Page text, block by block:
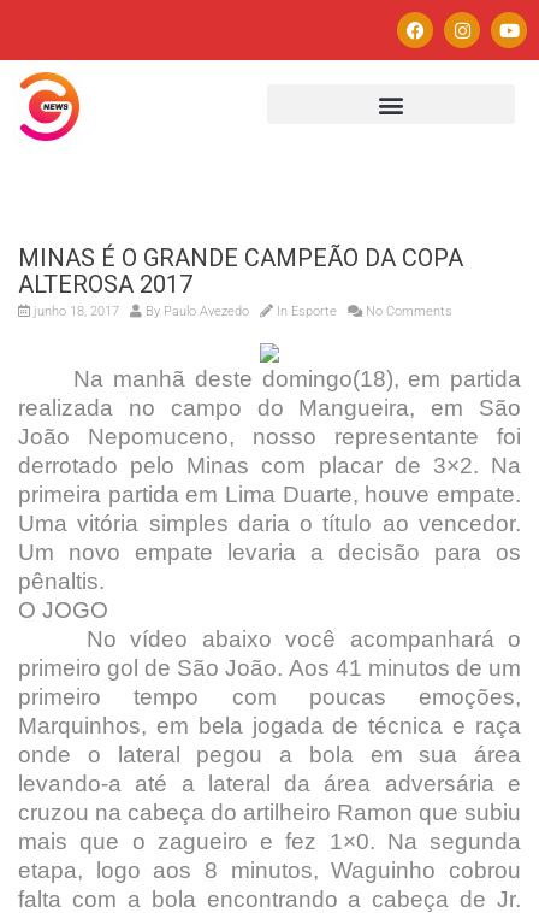
MINAS É O GRANDE CAMPEÃO DA COPA
ALTEROSA 2017
junho 18, 2017 By Paulo Avezedo In Esporte No Comments
Na manhã deste domingo(18), em partida
realizada no campo do Mangueira, em São
João Nepomuceno, nosso representante foi
derrotado pelo Minas com placar de 3×2. Na
primeira partida em Lima Duarte, houve empate.
Uma vitória simples daria o título ao vencedor.
Um novo empate levaria a decisão para os
pênaltis.
O JOGO
No vídeo abaixo você acompanhará o
primeiro gol de São João. Aos 41 minutos de um
primeiro tempo com poucas emoções,
Marquinhos, em bela jogada de técnica e raça
onde o lateral pegou a bola em sua área
levando-a até a lateral da área adversária e
cruzou na cabeça do artilheiro Ramon que subiu
mais que o zagueiro e fez 1×0. Na segunda
etapa, logo aos 8 minutos, Waguinho cobrou
falta com a bola encontrando a cabeça de Jr.